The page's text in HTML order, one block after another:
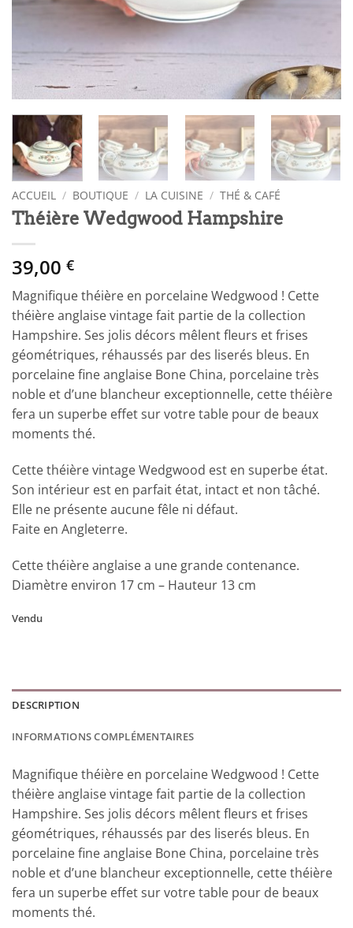
ACCUEIL / BOUTIQUE / LA CUISINE / THÉ & CAFÉ
Théière Wedgwood Hampshire
39,00 €
Magnifique théière en porcelaine Wedgwood ! Cette
théière anglaise vintage fait partie de la collection
Hampshire. Ses jolis décors mêlent fleurs et frises
géométriques, réhaussés par des liserés bleus. En
porcelaine fine anglaise Bone China, porcelaine très
noble et d’une blancheur exceptionnelle, cette théière
fera un superbe effet sur votre table pour de beaux
moments thé.
Cette théière vintage Wedgwood est en superbe état.
Son intérieur est en parfait état, intact et non tâché.
Elle ne présente aucune fêle ni défaut.
Faite en Angleterre.
Cette théière anglaise a une grande contenance.
Diamètre environ 17 cm – Hauteur 13 cm
Vendu
DESCRIPTION
INFORMATIONS COMPLÉMENTAIRES
Magnifique théière en porcelaine Wedgwood ! Cette
théière anglaise vintage fait partie de la collection
Hampshire. Ses jolis décors mêlent fleurs et frises
géométriques, réhaussés par des liserés bleus. En
porcelaine fine anglaise Bone China, porcelaine très
noble et d’une blancheur exceptionnelle, cette théière
fera un superbe effet sur votre table pour de beaux
moments thé.